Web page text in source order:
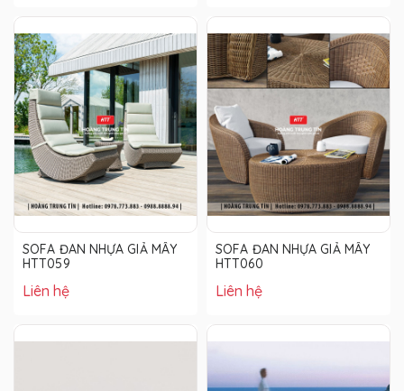
SOFA ĐAN NHỰA GIẢ MÂY
HTT059
Liên hệ
SOFA ĐAN NHỰA GIẢ MÂY
HTT060
Liên hệ